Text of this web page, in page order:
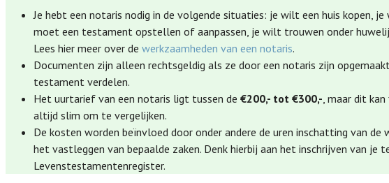
Je hebt een notaris nodig in de volgende situaties: je wilt een huis kopen,
moet een testament opstellen of aanpassen, je wilt trouwen onder
Lees hier meer over de werkzaamheden van een notaris.
Documenten zijn alleen rechtsgeldig als ze door een notaris zijn
testament verdelen.
Het uurtarief van een notaris ligt tussen de €200,- tot €300,-, maar dit
altijd slim om te vergelijken.
De kosten worden beïnvloed door onder andere de uren inschatting van
het vastleggen van bepaalde zaken. Denk hierbij aan het inschrijven van je
Levenstestamentenregister.